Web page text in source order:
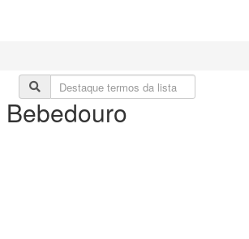
Bebedouro